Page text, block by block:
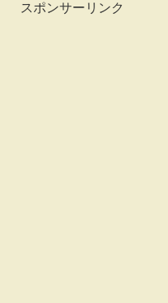
スポンサーリンク